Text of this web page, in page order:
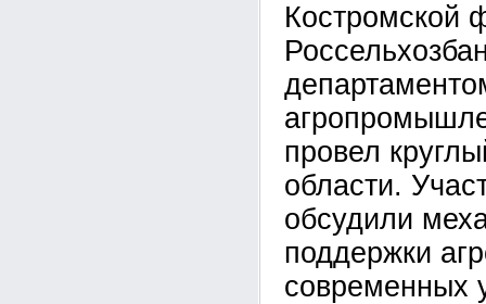
Костромской
провел
области.
обсудили
поддержки
современных